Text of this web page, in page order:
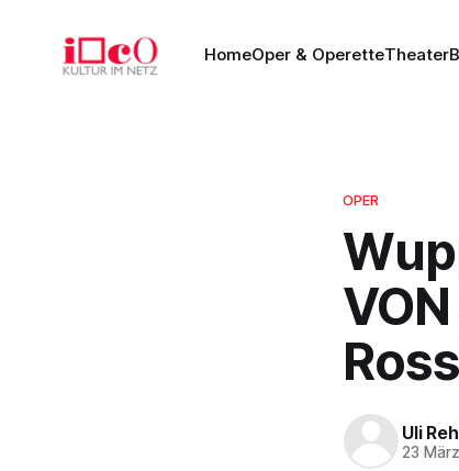
HomeOper & OperetteTheater
OPER
Uli
23